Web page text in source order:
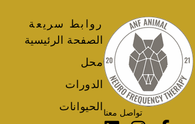
تواصل معنا
روابط سريعة
الصفحة الرئيسية
محل
الدورات
الحيوانات